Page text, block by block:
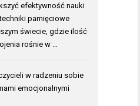
efektywność nauki
pamięciowe
świecie, gdzie ilość
rośnie w …
w radzeniu sobie
emocjonalnymi